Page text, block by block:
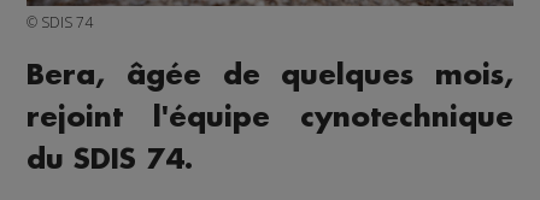
© SDIS 74
Bera, âgée de quelques mois,
rejoint l'équipe cynotechnique
du SDIS 74.